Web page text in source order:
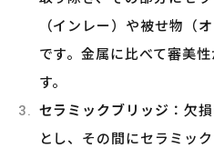
（インレー）や被せ物（
です。金属に比べて審美
す。
セラミックブリッジ ：欠
とし、その間にセラミッ